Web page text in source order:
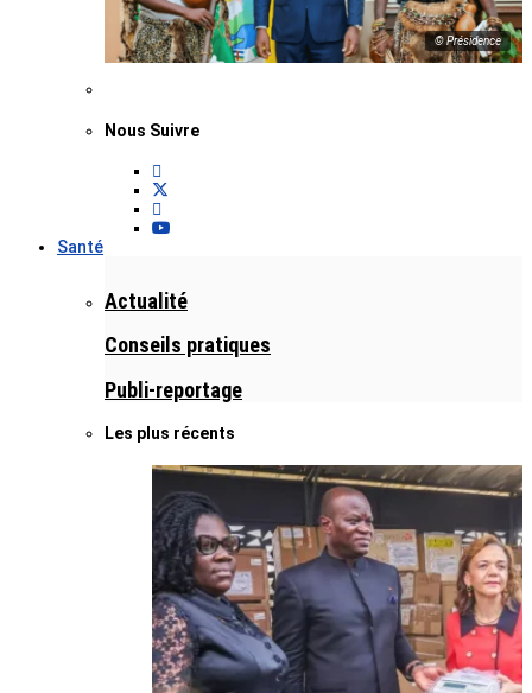
© Présidence
Nous Suivre
Santé
Actualité
Conseils pratiques
Publi-reportage
Les plus récents